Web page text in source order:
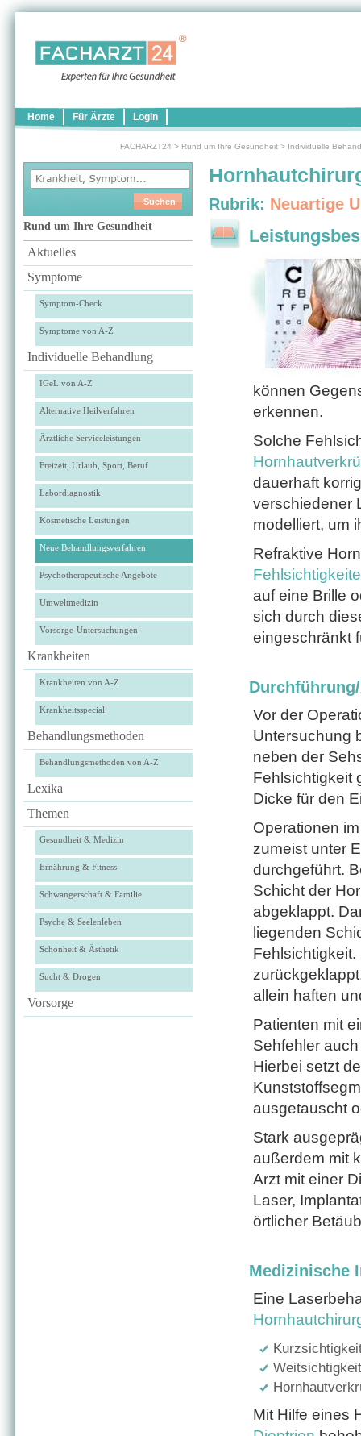
Home Für Ärzte Login
FACHARZT24 > Rund um Ihre Gesundheit > Individuelle
Rund um Ihre Gesundheit
Aktuelles
Symptome
Symptom-Check
Symptome von A-Z
Individuelle Behandlung
IGeL von A-Z
Alternative Heilverfahren
Ärztliche Serviceleistungen
Freizeit, Urlaub, Sport, Beruf
Labordiagnostik
Kosmetische Leistungen
Neue Behandlungsverfahren
Psychotherapeutische Angebote
Umweltmedizin
Vorsorge-Untersuchungen
Krankheiten
Krankheiten von A-Z
Krankheitsspecial
Behandlungsmethoden
Behandlungsmethoden von A-Z
Lexika
Themen
Gesundheit & Medizin
Ernährung & Fitness
Schwangerschaft & Familie
Psyche & Seelenleben
Schönheit & Ästhetik
Sucht & Drogen
Vorsorge
Rubrik: Neuartige
können
erkennen.
Solche
dauerhaft
verschiedener
modelliert, um
Refraktive
auf eine Brille
sich durch
eingeschränkt
Vor der
Untersuchung
neben der
Fehlsichtigkeit
Dicke für den
Operationen
zumeist unter
durchgeführt.
Schicht der
abgeklappt.
liegenden
allein haften
Patienten mit
Sehfehler
Hierbei setzt
ausgetauscht
Stark
außerdem mit
Arzt mit einer
Laser,
örtlicher
Medizinische
Eine
Mit Hilfe eines